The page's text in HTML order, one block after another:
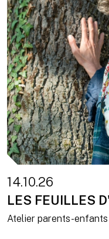
14.10.26
LES FEUILLES
Atelier parents-enfants